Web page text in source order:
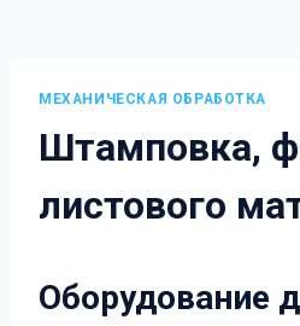
МЕХАНИЧЕСКАЯ ОБРАБОТКА
Штамповка,
листового
Оборудование